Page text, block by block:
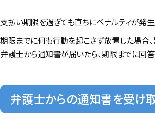
支払い期限を過ぎても直ちにペナルティが発
期限までに何も行動を起こさず放置した場合
弁護士から通知書が届いたら、期限までに回
弁護士からの通知書を受け